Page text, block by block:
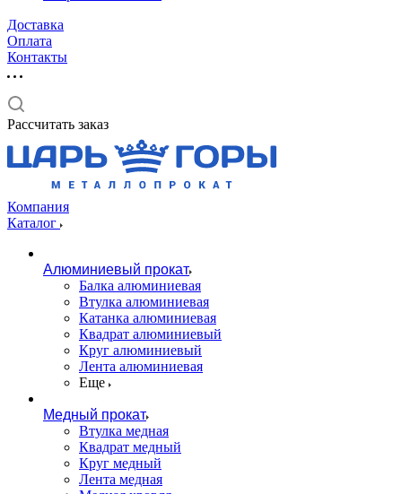
Доставка
Оплата
Контакты
Рассчитать заказ
Компания
Каталог
Алюминиевый прокат
Балка алюминиевая
Втулка алюминиевая
Катанка алюминиевая
Квадрат алюминиевый
Круг алюминиевый
Лента алюминиевая
Еще
Медный прокат
Втулка медная
Квадрат медный
Круг медный
Лента медная